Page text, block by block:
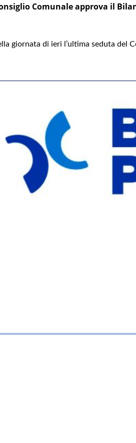
Comunale approva il
giornata di ieri l’ultima seduta del